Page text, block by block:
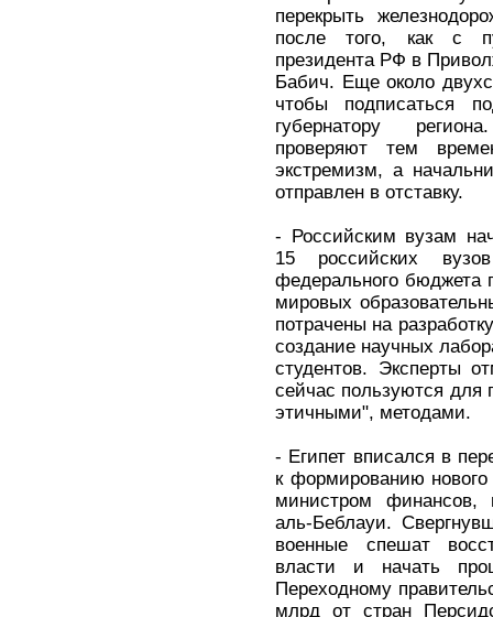
перекрыть
после того, как с
президента РФ в
Бабич. Еще около
чтобы подписаться
губернатору
проверяют тем
экстремизм, а
отправлен в отставку.
- Российским вузам
15 российских
федерального бюджета
мировых
потрачены на
создание научных
студентов. Эксперты
сейчас пользуются для
этичными", методами.
- Египет вписался в
к формированию
министром финансов,
аль-Беблауи.
военные спешат
власти и начать
Переходному
млрд от стран